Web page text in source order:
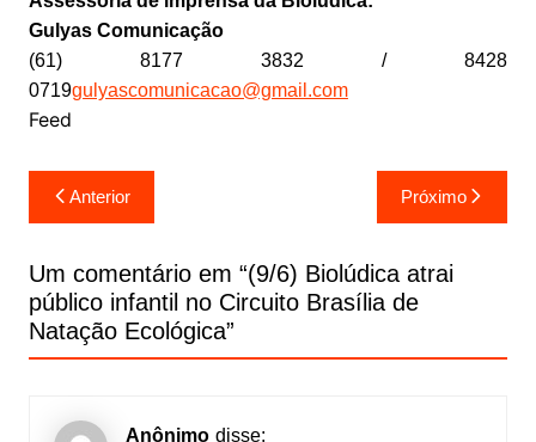
Gulyas Comunicação
(61) 8177 3832 / 8428
0719gulyascomunicacao@gmail.com
Feed
Navegação
de
Post
Anterior Próximo
Um comentário em “(9/6) Biolúdica atrai
público infantil no Circuito Brasília de
Natação Ecológica”
Anônimo disse: